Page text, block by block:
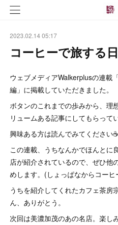
2023.02.14 05:17
コーヒーで旅する
ウェブメディアWalkerplusの連載
編」に掲載していただきました。
ボタンのこれまでの歩みから、理
リュームある記事にしてもらって
興味ある方は読んでみてください☕
この連載、うちなんかでほんとに
店が紹介されているので、ぜひ他
めします。(しょっぱなからコー
うちを紹介してくれたカフェ茶房
ん、ありがとう。
次回は美濃加茂のあの名店。楽し